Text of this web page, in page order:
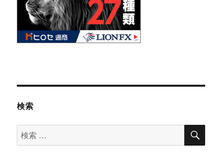
検索
検
索
検